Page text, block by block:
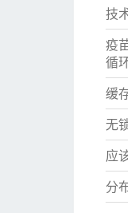
技
疫
循
缓
无
应
分